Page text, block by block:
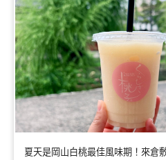
夏天是岡山白桃最佳風味期！來倉